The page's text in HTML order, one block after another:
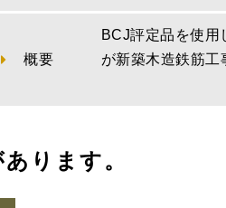
概要
BCJ評定品を使用
が新築木造鉄筋工
ります。